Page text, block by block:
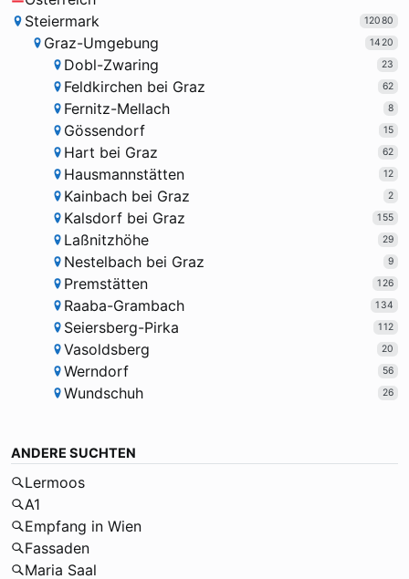
Steiermark
12080
Graz-Umgebung 1420
Dobl-Zwaring 23
Feldkirchen bei Graz 62
Fernitz-Mellach 8
Gössendorf 15
Hart bei Graz 62
Hausmannstätten 12
Kainbach bei Graz 2
Kalsdorf bei Graz 155
Laßnitzhöhe 29
Nestelbach bei Graz 9
Premstätten 126
Raaba-Grambach 134
Seiersberg-Pirka 112
Vasoldsberg 20
Werndorf 56
Wundschuh 26
ANDERE SUCHTEN
Lermoos
A1
Empfang in Wien
Fassaden
Maria Saal